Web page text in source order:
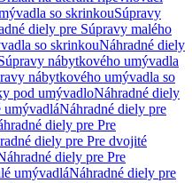
so skrinkouSúpravy
diely pre Súpravy malého
so skrinkouNáhradné diely
nábytkového umývadla
nábytkového umývadla so
pod umývadloNáhradné diely
umývadláNáhradné diely pre
diely pre Pre
diely pre Pre dvojité
diely pre Pre
umývadláNáhradné diely pre